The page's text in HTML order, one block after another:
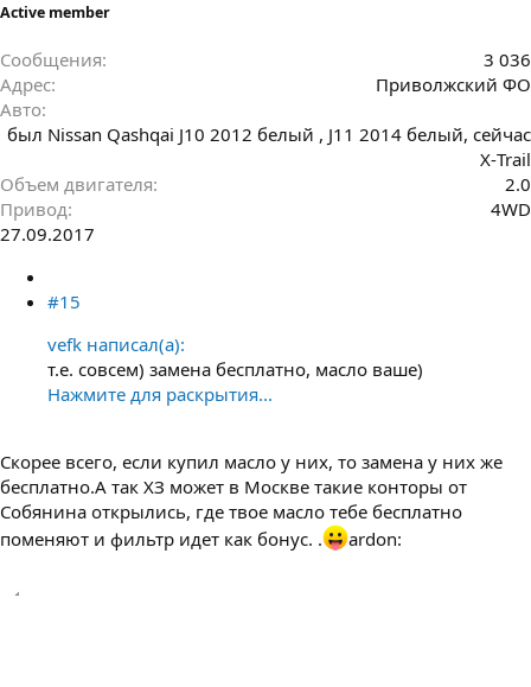
Active member
Сообщения
3 036
Адрес
Приволжский ФО
Авто
был Nissan Qashqai J10 2012 белый , J11 2014 белый, сейчас
Х-Trail
Объем двигателя
2.0
Привод
4WD
27.09.2017
#15
vefk написал(а):
т.е. совсем) замена бесплатно, масло ваше)
Нажмите для раскрытия...
Скорее всего, если купил масло у них, то замена у них же
бесплатно.А так ХЗ может в Москве такие конторы от
Собянина открылись, где твое масло тебе бесплатно
поменяют и фильтр идет как бонус. .
ardon: